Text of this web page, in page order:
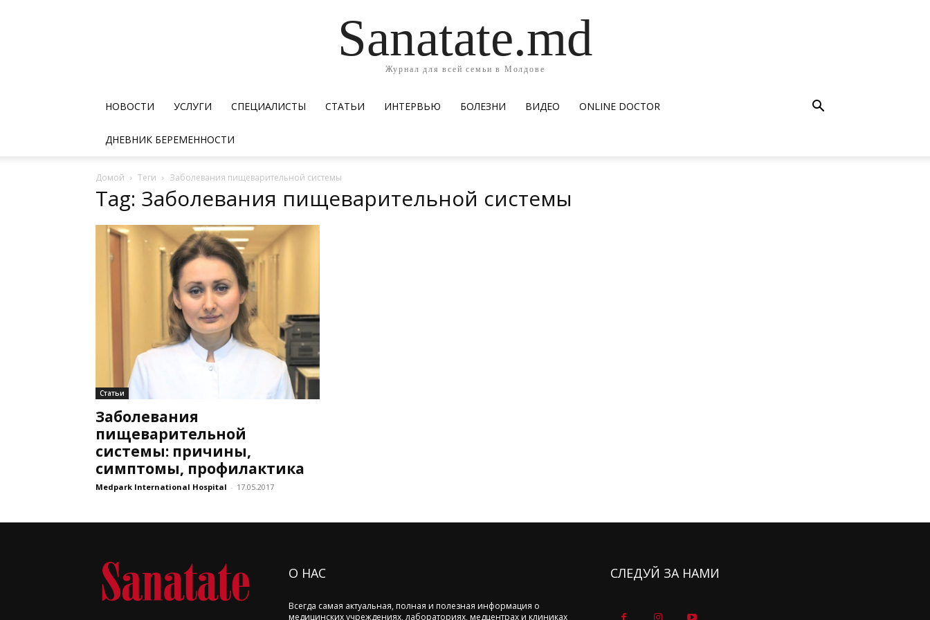
Sanatate.md
Журнал для всей семьи в Молдове
НОВОСТИ УСЛУГИ СПЕЦИАЛИСТЫ СТАТЬИ ИНТЕРВЬЮ БОЛЕЗНИ ВИДЕО ОNLINE DOCTOR
ДНЕВНИК БЕРЕМЕННОСТИ
Домой Теги Заболевания пищеварительной системы
Tag: Заболевания пищеварительной системы
Статьи
Заболевания
пищеварительной
системы: причины,
симптомы, профилактика
Medpark International Hospital - 17.05.2017
О НАС
Всегда самая актуальная, полная и полезная информация о
медицинских учреждениях, лабораториях, медцентрах и клиниках
СЛЕДУЙ ЗА НАМИ